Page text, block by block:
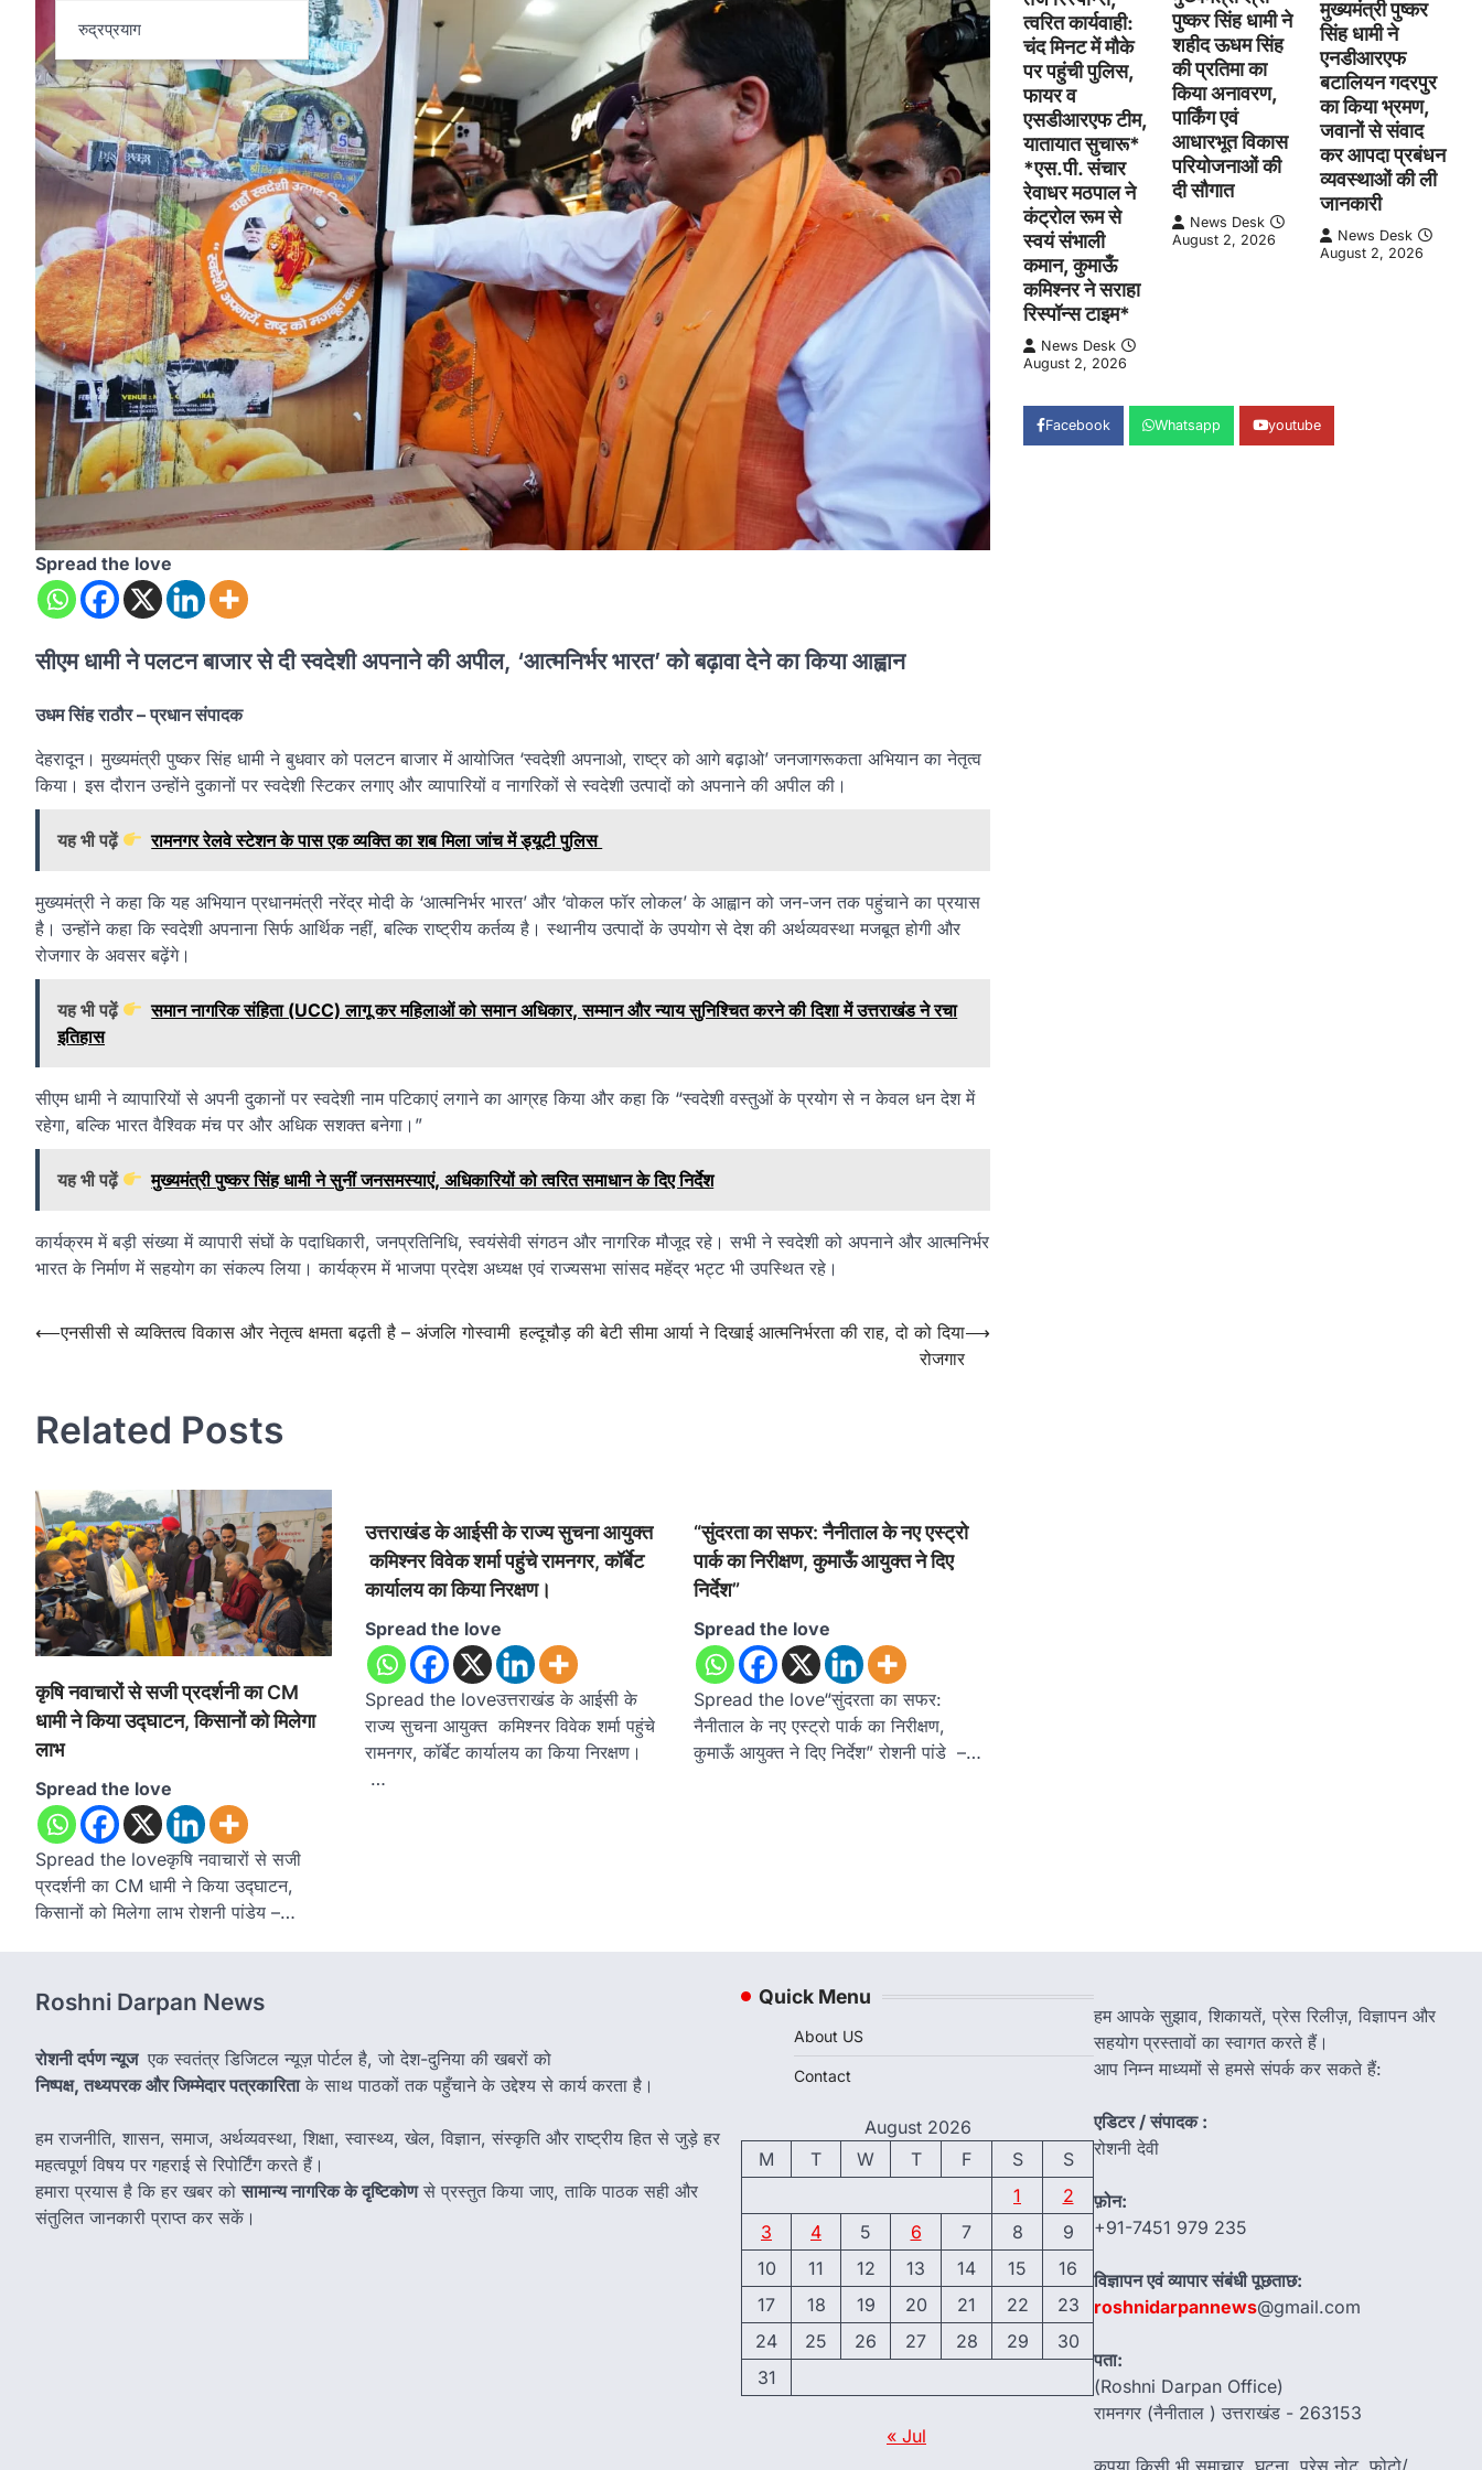
रुद्रप्रयाग
Spread the love
सीएम धामी ने पलटन बाजार से दी स्वदेशी अपनाने की अपील, ‘आत्मनिर्भर भारत’ को बढ़ावा देने का किया आह्वान
उधम सिंह राठौर – प्रधान संपादक
देहरादून। मुख्यमंत्री पुष्कर सिंह धामी ने बुधवार को पलटन बाजार में आयोजित ‘स्वदेशी अपनाओ, राष्ट्र को आगे बढ़ाओ’ जनजागरूकता अभियान का नेतृत्व
किया। इस दौरान उन्होंने दुकानों पर स्वदेशी स्टिकर लगाए और व्यापारियों व नागरिकों से स्वदेशी उत्पादों को अपनाने की अपील की।
यह भी पढ़ें रामनगर रेलवे स्टेशन के पास एक व्यक्ति का शब मिला जांच में ड्यूटी पुलिस
मुख्यमंत्री ने कहा कि यह अभियान प्रधानमंत्री नरेंद्र मोदी के ‘आत्मनिर्भर भारत’ और ‘वोकल फॉर लोकल’ के आह्वान को जन-जन तक पहुंचाने का प्रयास
है। उन्होंने कहा कि स्वदेशी अपनाना सिर्फ आर्थिक नहीं, बल्कि राष्ट्रीय कर्तव्य है। स्थानीय उत्पादों के उपयोग से देश की अर्थव्यवस्था मजबूत होगी और
रोजगार के अवसर बढ़ेंगे।
यह भी पढ़ें
समान नागरिक संहिता (UCC) लागू कर महिलाओं को समान अधिकार, सम्मान और न्याय सुनिश्चित करने की दिशा में उत्तराखंड ने रचा
इतिहास
सीएम धामी ने व्यापारियों से अपनी दुकानों पर स्वदेशी नाम पटिकाएं लगाने का आग्रह किया और कहा कि “स्वदेशी वस्तुओं के प्रयोग से न केवल धन देश में
रहेगा, बल्कि भारत वैश्विक मंच पर और अधिक सशक्त बनेगा।”
यह भी पढ़ें मुख्यमंत्री पुष्कर सिंह धामी ने सुनीं जनसमस्याएं, अधिकारियों को त्वरित समाधान के दिए निर्देश
कार्यक्रम में बड़ी संख्या में व्यापारी संघों के पदाधिकारी, जनप्रतिनिधि, स्वयंसेवी संगठन और नागरिक मौजूद रहे। सभी ने स्वदेशी को अपनाने और आत्मनिर्भर
भारत के निर्माण में सहयोग का संकल्प लिया। कार्यक्रम में भाजपा प्रदेश अध्यक्ष एवं राज्यसभा सांसद महेंद्र भट्ट भी उपस्थित रहे।
Post
⟵एनसीसी से व्यक्तित्व विकास और नेतृत्व क्षमता बढ़ती है – अंजलि गोस्वामी हल्दूचौड़ की बेटी सीमा आर्या ने दिखाई आत्मनिर्भरता की राह, दो को दिया
रोजगार
⟶
Related Posts
कृषि नवाचारों से सजी प्रदर्शनी का CM
धामी ने किया उद्घाटन, किसानों को मिलेगा
लाभ
Spread the love
Spread the loveकृषि नवाचारों से सजी
प्रदर्शनी का CM धामी ने किया उद्घाटन,
किसानों को मिलेगा लाभ रोशनी पांडेय –…
उत्तराखंड के आईसी के राज्य सुचना आयुक्त
कमिश्नर विवेक शर्मा पहुंचे रामनगर, कॉर्बेट
कार्यालय का किया निरक्षण।
Spread the love
Spread the loveउत्तराखंड के आईसी के
राज्य सुचना आयुक्त कमिश्नर विवेक शर्मा पहुंचे
रामनगर, कॉर्बेट कार्यालय का किया निरक्षण।
…
“सुंदरता का सफर: नैनीताल के नए एस्ट्रो
पार्क का निरीक्षण, कुमाऊँ आयुक्त ने दिए
निर्देश”
Spread the love
Spread the love“सुंदरता का सफर:
नैनीताल के नए एस्ट्रो पार्क का निरीक्षण,
कुमाऊँ आयुक्त ने दिए निर्देश” रोशनी पांडे –…
त्वरित कार्यवाही:
चंद मिनट में मौके
पर पहुंची पुलिस,
फायर व
एसडीआरएफ टीम,
यातायात सुचारू*
*एस.पी. संचार
रेवाधर मठपाल ने
कंट्रोल रूम से
स्वयं संभाली
कमान, कुमाऊँ
कमिश्नर ने सराहा
रिस्पॉन्स टाइम*
News Desk
August 2, 2026
पुष्कर सिंह धामी ने
शहीद ऊधम सिंह
की प्रतिमा का
किया अनावरण,
पार्किंग एवं
आधारभूत विकास
परियोजनाओं की
दी सौगात
News Desk
August 2, 2026
मुख्यमंत्री पुष्कर
सिंह धामी ने
एनडीआरएफ
बटालियन गदरपुर
का किया भ्रमण,
जवानों से संवाद
कर आपदा प्रबंधन
व्यवस्थाओं की ली
जानकारी
News Desk
August 2, 2026
Facebook Whatsapp youtube
Roshni Darpan News
रोशनी दर्पण न्यूज एक स्वतंत्र डिजिटल न्यूज़ पोर्टल है, जो देश-दुनिया की खबरों को
निष्पक्ष, तथ्यपरक और जिम्मेदार पत्रकारिताके साथ पाठकों तक पहुँचाने के उद्देश्य से कार्य करता है।
हम राजनीति, शासन, समाज, अर्थव्यवस्था, शिक्षा, स्वास्थ्य, खेल, विज्ञान, संस्कृति और राष्ट्रीय हित से जुड़े हर
महत्वपूर्ण विषय पर गहराई से रिपोर्टिंग करते हैं।
हमारा प्रयास है कि हर खबर कोसामान्य नागरिक के दृष्टिकोणसे प्रस्तुत किया जाए, ताकि पाठक सही और
संतुलित जानकारी प्राप्त कर सकें।
Quick Menu
About US
Contact
August 2026
M
T W T F S
S
1
2
3
4 5 6 7 8
9
10
11 12 13 14 15
16
17
18 19 20 21 22
23
24
25 26 27 28 29
30
31
« Jul
हम आपके सुझाव, शिकायतें, प्रेस रिलीज़, विज्ञापन और
सहयोग प्रस्तावों का स्वागत करते हैं।
आप निम्न माध्यमों से हमसे संपर्क कर सकते हैं:
एडिटर / संपादक :
रोशनी देवी
फ़ोन:
+91-7451 979 235
विज्ञापन एवं व्यापार संबंधी पूछताछ:
roshnidarpannews@gmail.com
पता:
(Roshni Darpan Office)
रामनगर (नैनीताल ) उत्तराखंड - 263153